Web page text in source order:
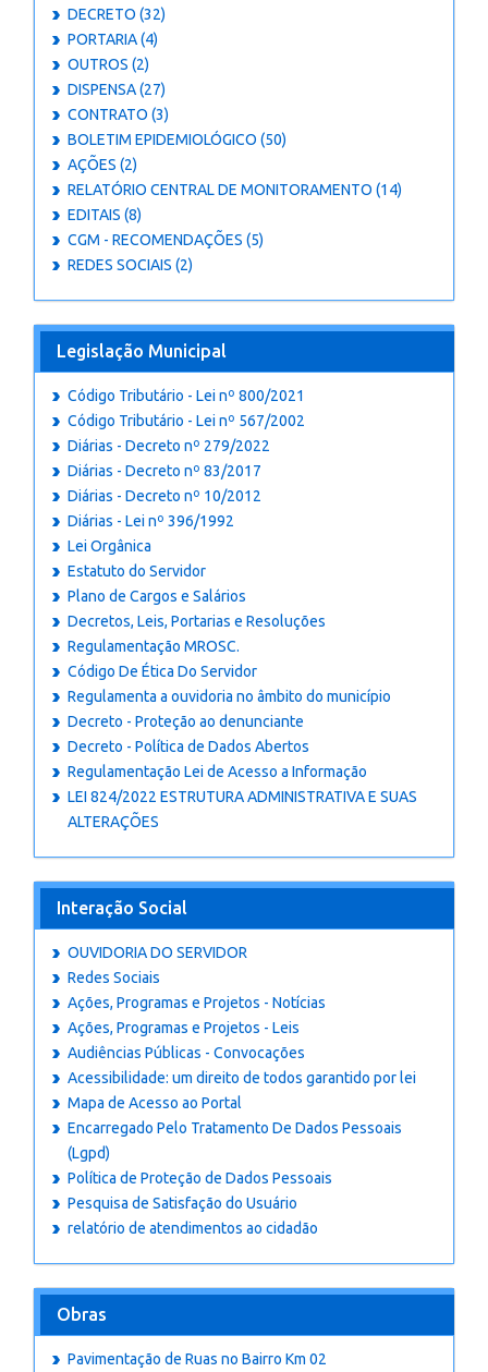
DECRETO (32)
PORTARIA (4)
OUTROS (2)
DISPENSA (27)
CONTRATO (3)
BOLETIM EPIDEMIOLÓGICO (50)
AÇÕES (2)
RELATÓRIO CENTRAL DE MONITORAMENTO (14)
EDITAIS (8)
CGM - RECOMENDAÇÕES (5)
REDES SOCIAIS (2)
Legislação Municipal
Código Tributário - Lei nº 800/2021
Código Tributário - Lei nº 567/2002
Diárias - Decreto nº 279/2022
Diárias - Decreto nº 83/2017
Diárias - Decreto nº 10/2012
Diárias - Lei nº 396/1992
Lei Orgânica
Estatuto do Servidor
Plano de Cargos e Salários
Decretos, Leis, Portarias e Resoluções
Regulamentação MROSC.
Código De Ética Do Servidor
Regulamenta a ouvidoria no âmbito do município
Decreto - Proteção ao denunciante
Decreto - Política de Dados Abertos
Regulamentação Lei de Acesso a Informação
LEI 824/2022 ESTRUTURA ADMINISTRATIVA E SUAS
ALTERAÇÕES
Interação Social
OUVIDORIA DO SERVIDOR
Redes Sociais
Ações, Programas e Projetos - Notícias
Ações, Programas e Projetos - Leis
Audiências Públicas - Convocações
Acessibilidade: um direito de todos garantido por lei
Mapa de Acesso ao Portal
Encarregado Pelo Tratamento De Dados Pessoais
(Lgpd)
Política de Proteção de Dados Pessoais
Pesquisa de Satisfação do Usuário
relatório de atendimentos ao cidadão
Obras
Pavimentação de Ruas no Bairro Km 02